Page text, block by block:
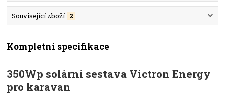
Související zboží 2
Kompletní specifikace
350Wp solární sestava Victron Energy
pro karavan